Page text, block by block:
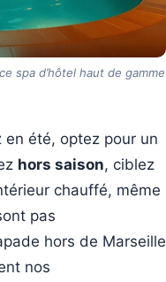
spa d’hôtel haut de gamme
en été, optez pour un
hors saison, ciblez
chauffé, même
pas
hors de Marseille
nos